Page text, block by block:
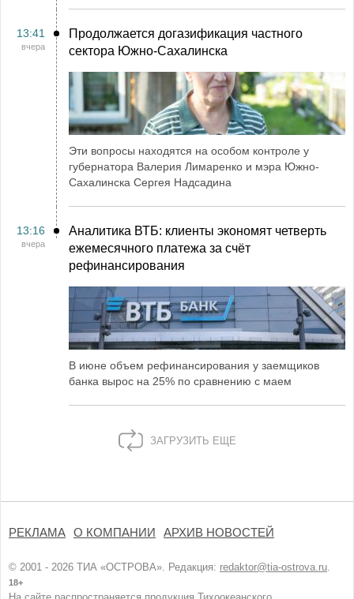
13:41
вчера
Продолжается догазификация частного
сектора Южно-Сахалинска
Эти вопросы находятся на особом контроле у
губернатора Валерия Лимаренко и мэра Южно-
Сахалинска Сергея Надсадина
13:16
вчера
Аналитика ВТБ: клиенты экономят четверть
ежемесячного платежа за счёт
рефинансирования
В июне объем рефинансирования у заемщиков
банка вырос на 25% по сравнению с маем
ЗАГРУЗИТЬ ЕЩЕ
РЕКЛАМА О КОМПАНИИ АРХИВ НОВОСТЕЙ
© 2001 - 2026 ТИА «ОСТРОВА». Редакция: redaktor@tia-ostrova.ru
18+